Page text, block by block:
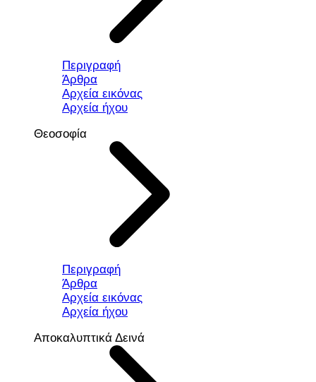
Περιγραφή
Άρθρα
Αρχεία εικόνας
Αρχεία ήχου
Θεοσοφία
Περιγραφή
Άρθρα
Αρχεία εικόνας
Αρχεία ήχου
Αποκαλυπτικά Δεινά